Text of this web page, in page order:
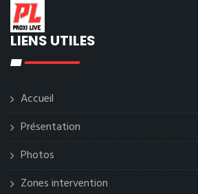
LIENS UTILES
Accueil
Présentation
Photos
Zones intervention